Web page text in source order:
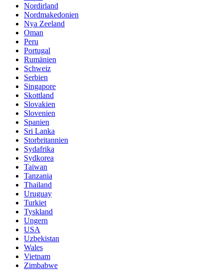
Nordirland
Nordmakedonien
Nya Zeeland
Oman
Peru
Portugal
Rumänien
Schweiz
Serbien
Singapore
Skottland
Slovakien
Slovenien
Spanien
Sri Lanka
Storbritannien
Sydafrika
Sydkorea
Taiwan
Tanzania
Thailand
Uruguay
Turkiet
Tyskland
Ungern
USA
Uzbekistan
Wales
Vietnam
Zimbabwe